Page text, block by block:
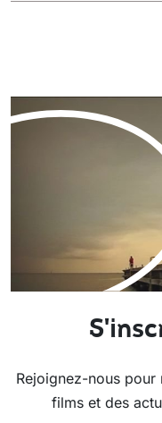
Rejoignez-nous
films et des